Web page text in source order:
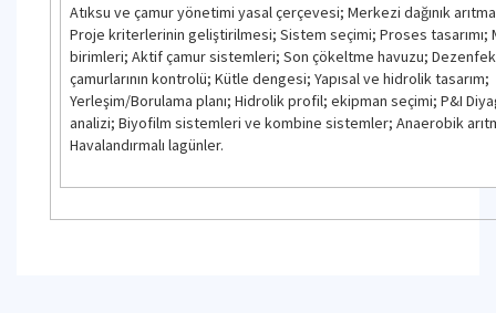
Atıksu ve çamur yönetimi yasal çerçevesi; Merkezi dağınık
Proje kriterlerinin geliştirilmesi; Sistem seçimi; Proses tasarımı;
birimleri; Aktif çamur sistemleri; Son çökeltme havuzu;
çamurlarının kontrolü; Kütle dengesi; Yapısal ve hidrolik tasarım;
Yerleşim/Borulama planı; Hidrolik profil; ekipman seçimi; P&I
analizi; Biyofilm sistemleri ve kombine sistemler; Anaerobik
Havalandırmalı lagünler.